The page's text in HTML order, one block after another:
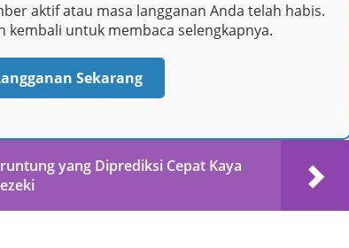
aktif atau masa langganan Anda telah habis.
kembali untuk membaca selengkapnya.
Sekarang
yang Diprediksi Cepat Kaya